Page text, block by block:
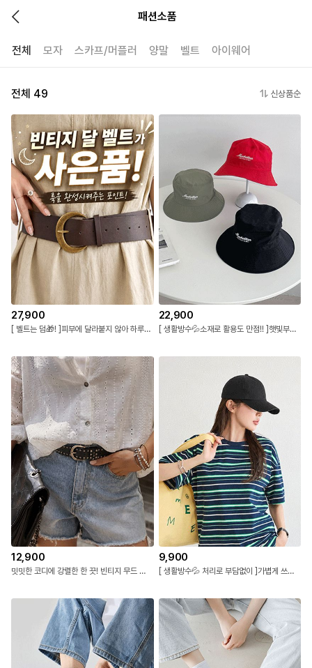
패션소품
전체 모자 스카프/머플러 양말 벨트 아이웨어
전체 49 신상품순
27,900
[ 벨트는 덤🎁! ]피부에 달라붙지 않아 하루 종일 쾌적해! 여유 있는 핏으로 자동 체형보정!
22,900
[ 생활방수💦소재로 활용도 만점!! ]햇빛부터 가벼운 비까지 가뿐하게~ 스타샤 방수 벙거지 버킷햇
12,900
밋밋한 코디에 강렬한 한 끗! 빈티지 무드 실버 징 벨트
9,900
[ 생활방수💦 처리로 부담없이 ]가볍게 쓰기 좋은 데일리 라이트 무지 볼캡